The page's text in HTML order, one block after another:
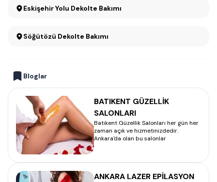
Eskişehir Yolu Dekolte Bakımı
Söğütözü Dekolte Bakımı
Bloglar
BATIKENT GÜZELLİK
SALONLARI
Batıkent Güzellik Salonları her gün her
zaman açık ve hizmetinizdedir.
Ankara'da olan bu salonlar
ANKARA LAZER EPİLASYON